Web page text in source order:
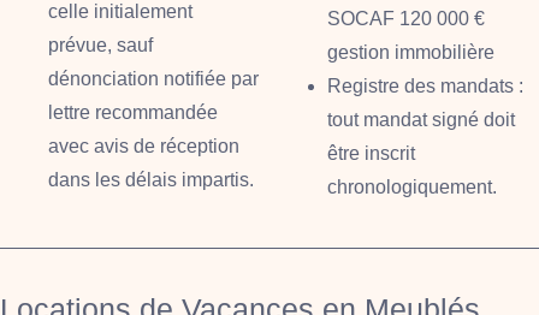
celle initialement
prévue, sauf
dénonciation notifiée par
lettre recommandée
avec avis de réception
dans les délais impartis.
SOCAF 120 000 €
gestion immobilière
Registre des mandats :
tout mandat signé doit
être inscrit
chronologiquement.